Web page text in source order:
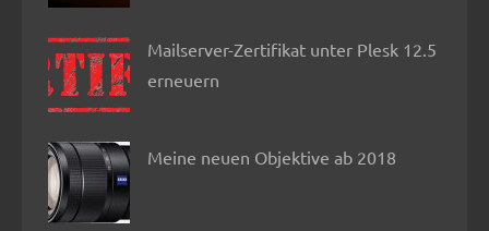
Mailserver-Zertifikat unter Plesk 12.5
erneuern
Meine neuen Objektive ab 2018